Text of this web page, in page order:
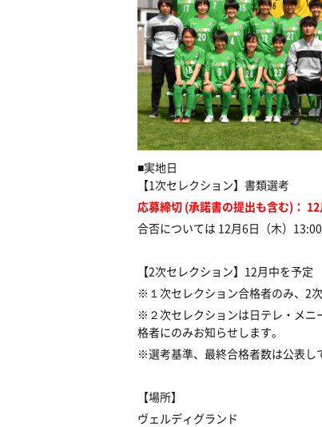
■実地日
【1次セレクション】書類選考
応募締切 (承諾書の提出も含む)：
合否については 12月6日（木）
【2次セレクション】12月中を予定
※１次セレクション合格者のみ、2
※２次セレクションは日テレ・メニ
格者にのみお知らせします。
※選考基準、最終合格者数は公表し
【場所】
ヴェルディグランド